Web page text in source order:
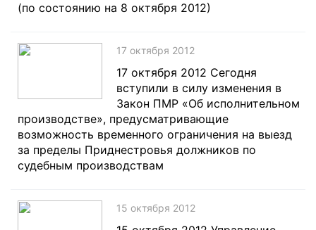
(по состоянию на 8 октября 2012)
17 октября 2012
17 октября 2012 Сегодня
вступили в силу изменения в
Закон ПМР «Об исполнительном
производстве», предусматривающие
возможность временного ограничения на выезд
за пределы Приднестровья должников по
судебным производствам
15 октября 2012